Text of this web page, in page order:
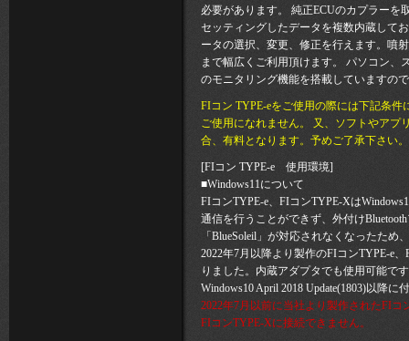
必要があります。 純正ECUのカプラーを
セッティングしたデータを複数内蔵して
ータの選択、変更、修正を行えます。噴
まで幅広くご利用頂けます。 パソコン、
のモニタリング機能を搭載していますの
FIコン TYPE-eをご使用の際には下記条
ご使用になれません。 又、ソフトやアプ
合、有料となります。予めご了承下さい。
[FIコン TYPE-e 使用環境]
■Windows11について
FIコンTYPE-e、FIコンTYPE-Xは
通信を行うことができず、外付け
「BlueSoleil」が対応されなくなったた
2022年7月以降より製作のFIコンTYPE-e
りました。内蔵アダプタでも使用可能で
Windows10 April 2018 Update(1803)以降
2022年7月以前に当社より製作されたFIコ
FIコンTYPE-Xに接続できません。